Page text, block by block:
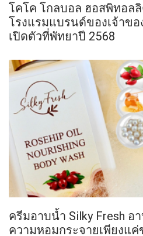
โคโค โกลบอล ฮอสพิทอล
โรงแรมแบรนด์ของเจ้าขอ
เปิดตัวที่พัทยาปี 2568
ครีมอาบน้ำ Silky Fresh อ
ความหอมกระจายเพียงแ